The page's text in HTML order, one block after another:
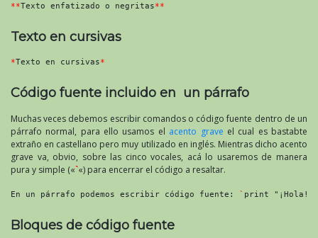
**Texto enfatizado o negritas**
Texto en cursivas
*Texto en cursivas*
Código fuente incluido en un párrafo
Muchas veces debemos escribir comandos o código fuente dentro de un
párrafo normal, para ello usamos el acento grave el cual es bastabte
extraño en castellano pero muy utilizado en inglés. Mientras dicho acento
grave va, obvio, sobre las cinco vocales, acá lo usaremos de manera
pura y simple («`«) para encerrar el código a resaltar.
En un párrafo podemos escribir código fuente: ` print "¡Hola!"
Bloques de código fuente